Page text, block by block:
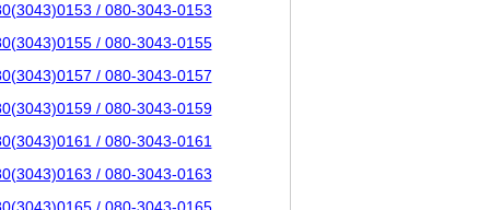
/ 080-3043-0153
/ 080-3043-0155
/ 080-3043-0157
/ 080-3043-0159
/ 080-3043-0161
/ 080-3043-0163